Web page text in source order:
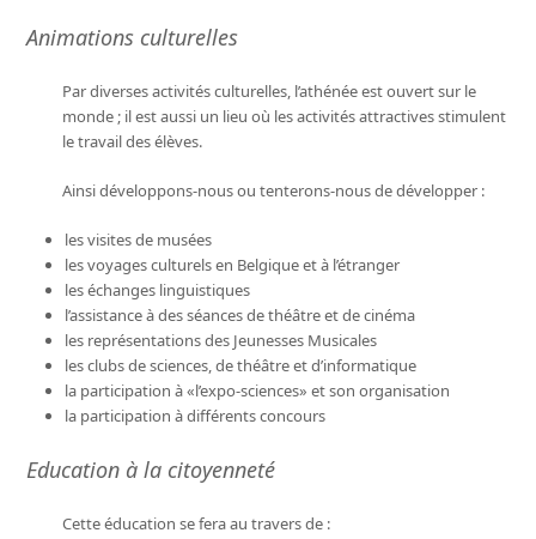
Animations culturelles
Par diverses activités culturelles, l’athénée est ouvert sur le
monde ; il est aussi un lieu où les activités attractives stimulent
le travail des élèves.
Ainsi développons-nous ou tenterons-nous de développer :
les visites de musées
les voyages culturels en Belgique et à l’étranger
les échanges linguistiques
l’assistance à des séances de théâtre et de cinéma
les représentations des Jeunesses Musicales
les clubs de sciences, de théâtre et d’informatique
la participation à «l’expo-sciences» et son organisation
la participation à différents concours
Education à la citoyenneté
Cette éducation se fera au travers de :